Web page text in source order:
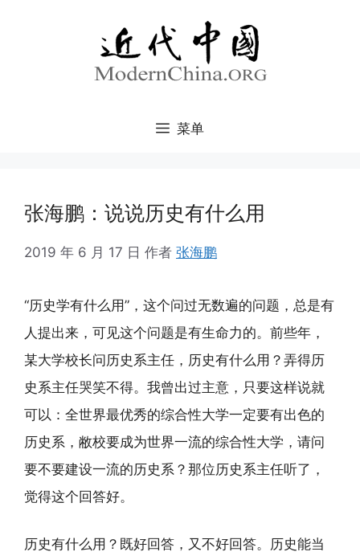
菜单
张海鹏：说说历史有什么用
2019 年 6 月 17 日 作者 张海鹏
“历史学有什么用”，这个问过无数遍的问题，总是有
人提出来，可见这个问题是有生命力的。前些年，
某大学校长问历史系主任，历史有什么用？弄得历
史系主任哭笑不得。我曾出过主意，只要这样说就
可以：全世界最优秀的综合性大学一定要有出色的
历史系，敝校要成为世界一流的综合性大学，请问
要不要建设一流的历史系？那位历史系主任听了，
觉得这个回答好。
历史有什么用？既好回答，又不好回答。历史能当